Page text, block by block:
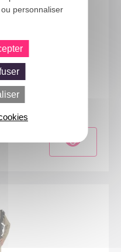
beige - 10/12 ans
personnaliser